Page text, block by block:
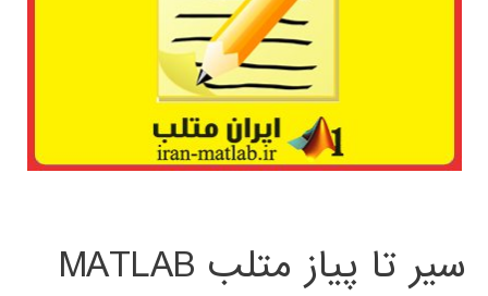
سیر تا پیاز متلب MATLAB